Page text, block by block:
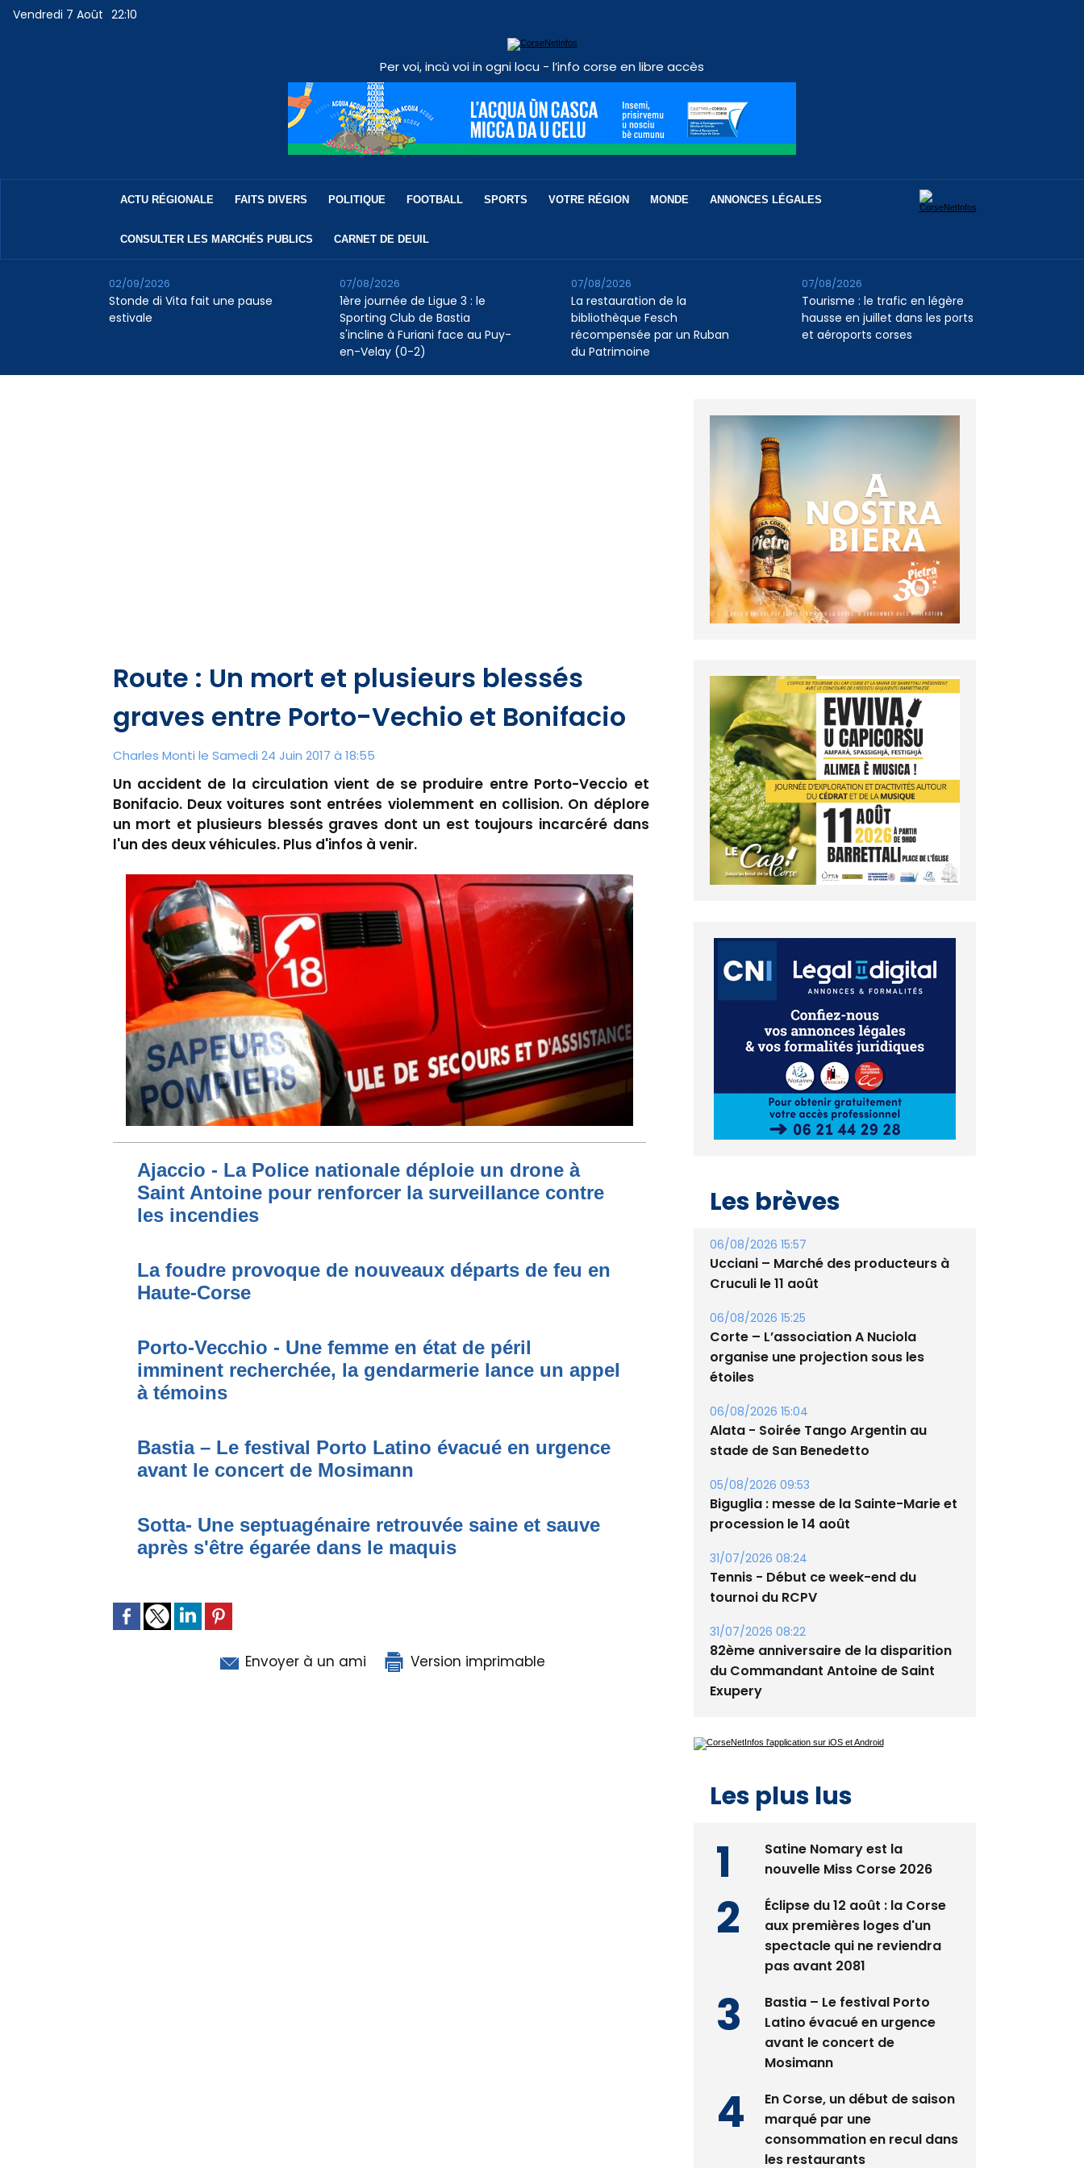
Vendredi 7 Août 22:10
Per voi, incù voi in ogni locu - l’info corse en libre accès
ACTU RÉGIONALE FAITS DIVERS POLITIQUE FOOTBALL SPORTS VOTRE RÉGION MONDE ANNONCES LÉGALES
CONSULTER LES MARCHÉS PUBLICS CARNET DE DEUIL
Stonde di Vita fait une pause
estivale
02/09/2026
1ère journée de Ligue 3 : le
Sporting Club de Bastia
s'incline à Furiani face au Puy-
en-Velay (0-2)
07/08/2026
La restauration de la
bibliothèque Fesch
récompensée par un Ruban
du Patrimoine
07/08/2026
Tourisme : le trafic en légère
hausse en juillet dans les ports
et aéroports corses
07/08/2026
Route : Un mort et plusieurs blessés
graves entre Porto-Vechio et Bonifacio
Charles Monti le Samedi 24 Juin 2017 à 18:55
Un accident de la circulation vient de se produire entre Porto-Veccio et
Bonifacio. Deux voitures sont entrées violemment en collision. On déplore
un mort et plusieurs blessés graves dont un est toujours incarcéré dans
l'un des deux véhicules. Plus d'infos à venir.
Ajaccio - La Police nationale déploie un drone à
Saint Antoine pour renforcer la surveillance contre
les incendies
La foudre provoque de nouveaux départs de feu en
Haute-Corse
Porto-Vecchio - Une femme en état de péril
imminent recherchée, la gendarmerie lance un appel
à témoins
Bastia – Le festival Porto Latino évacué en urgence
avant le concert de Mosimann
Sotta- Une septuagénaire retrouvée saine et sauve
après s'être égarée dans le maquis
Envoyer à un ami Version imprimable
Les brèves
06/08/2026 15:57
Ucciani – Marché des producteurs à
Cruculi le 11 août
06/08/2026 15:25
Corte – L’association A Nuciola
organise une projection sous les
étoiles
06/08/2026 15:04
Alata - Soirée Tango Argentin au
stade de San Benedetto
05/08/2026 09:53
Biguglia : messe de la Sainte-Marie et
procession le 14 août
31/07/2026 08:24
Tennis - Début ce week-end du
tournoi du RCPV
31/07/2026 08:22
82ème anniversaire de la disparition
du Commandant Antoine de Saint
Exupery
Les plus lus
Satine Nomary est la
nouvelle Miss Corse 2026
Éclipse du 12 août : la Corse
aux premières loges d'un
spectacle qui ne reviendra
pas avant 2081
Bastia – Le festival Porto
Latino évacué en urgence
avant le concert de
Mosimann
En Corse, un début de saison
marqué par une
consommation en recul dans
les restaurants